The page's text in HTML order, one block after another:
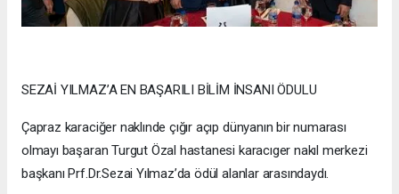
SEZAİ YILMAZ’A EN BAŞARILI BİLİM İNSANI ÖDULU
Çapraz karaciğer naklınde çığır açıp dünyanın bir numarası
olmayı başaran Turgut Özal hastanesi karacıger nakıl merkezi
başkanı Prf.Dr.Sezai Yılmaz’da ödül alanlar arasındaydı.